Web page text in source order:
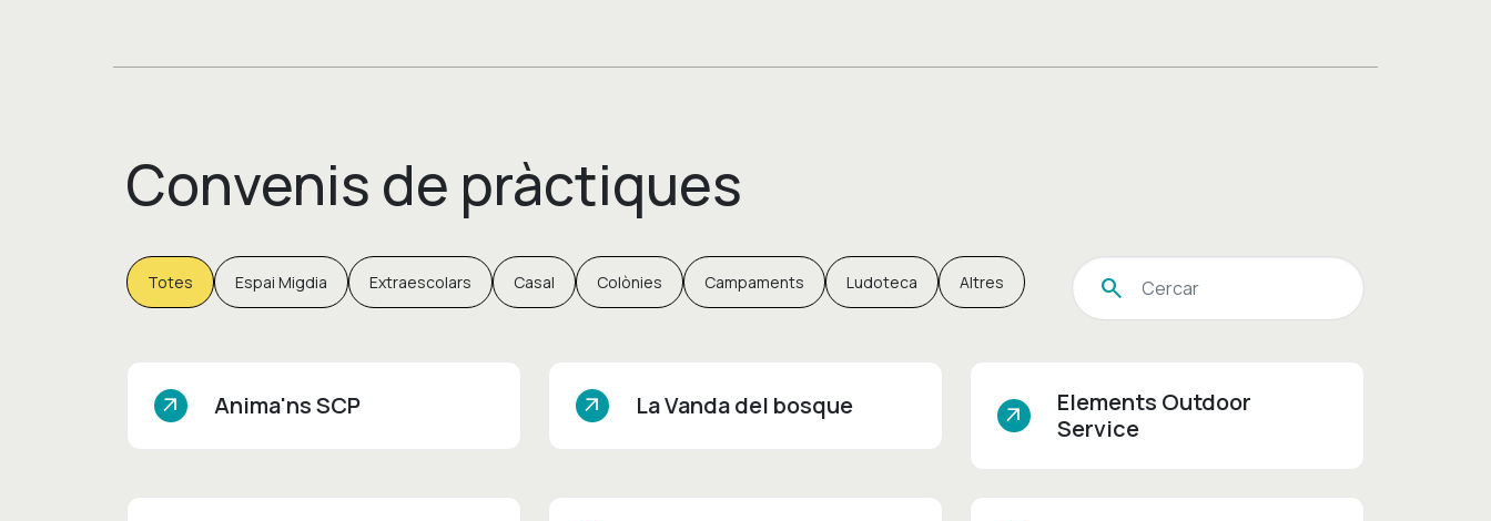
Convenis de pràctiques
Totes Espai Migdia Extraescolars Casal Colònies Campaments Ludoteca Altres search Cercar
arrow_outward Anima'ns SCP arrow_outward La Vanda del bosque arrow_outward
Elements Outdoor
Service